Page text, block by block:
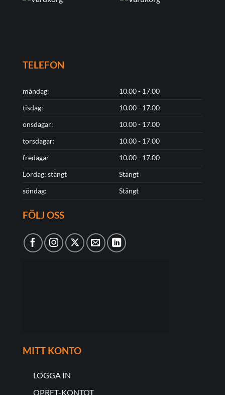
TELEFON
måndag:
10.00 - 17.00
tisdag:
10.00 - 17.00
onsdagar:
10.00 - 17.00
torsdagar:
10.00 - 17.00
fredagar
10.00 - 17.00
Lördag: stängt
Stängt
söndag:
Stängt
FÖLJ OSS
MITT KONTO
LOGGA IN
OPRET-KONTOT